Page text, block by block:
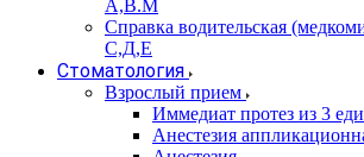
А,В.М
Справка водительская
С,Д,Е
Стоматология
Взрослый прием
Иммедиат протез из 3
Анестезия